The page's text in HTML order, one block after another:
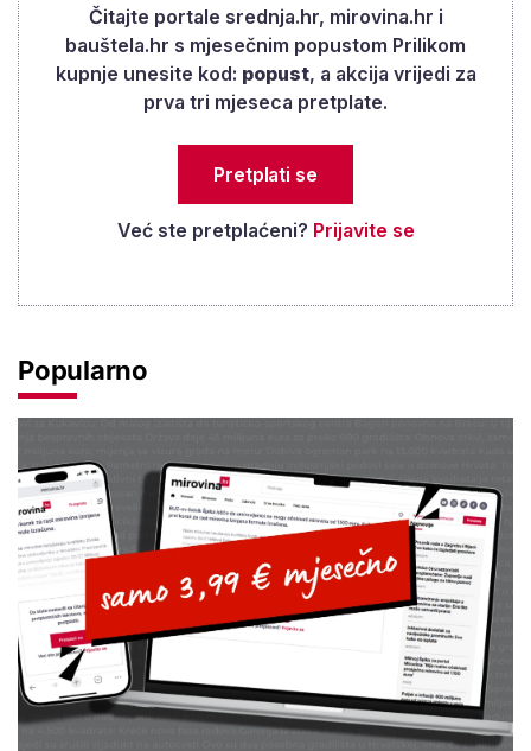
mirovinu supruga.
Čitajte portale srednja.hr, mirovina.hr i
bauštela.hr s mjesečnim popustom Prilikom
kupnje unesite kod: popust, a akcija vrijedi za
prva tri mjeseca pretplate.
Pretplati se
Već ste pretplaćeni? Prijavite se
Popularno